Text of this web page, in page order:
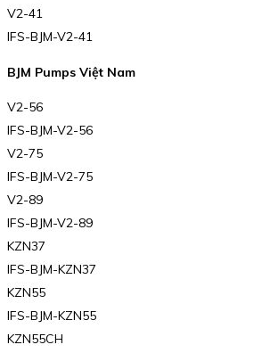
V2-41
IFS-BJM-V2-41
BJM Pumps Việt Nam
V2-56
IFS-BJM-V2-56
V2-75
IFS-BJM-V2-75
V2-89
IFS-BJM-V2-89
KZN37
IFS-BJM-KZN37
KZN55
IFS-BJM-KZN55
KZN55CH